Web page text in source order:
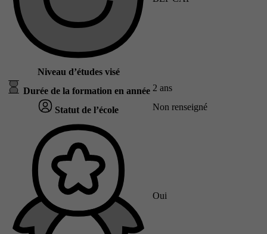
Niveau d’études visé
Durée de la formation en année 2 ans
Statut de l’école Non renseigné
Oui